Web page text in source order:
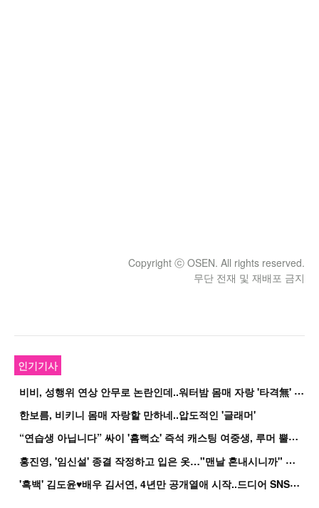
Copyright ⓒ OSEN. All rights reserved.
무단 전재 및 재배포 금지
인기기사
비
비, 성행위 연상 안무로 논란인데..워터밤 몸매 자랑 '타격無' 근황
한보름, 비키니 몸매 자랑할 만하네..압도적인 '글래머'
“
연습생 아닙니다” 싸이 '흠뻑쇼' 즉석 캐스팅 여중생, 루머 뿔났다[Oh!쎈 이...
홍
진영, '임신설' 종결 작정하고 입은 옷…"맨날 혼내시니까" 억울
'
흑백' 김도윤♥배우 김서연, 4년만 공개열애 시작..드디어 SNS에 노출 [핫피...